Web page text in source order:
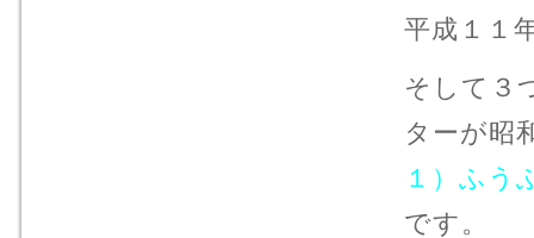
平成１１
そして３
ターが昭
１）ふう
です。